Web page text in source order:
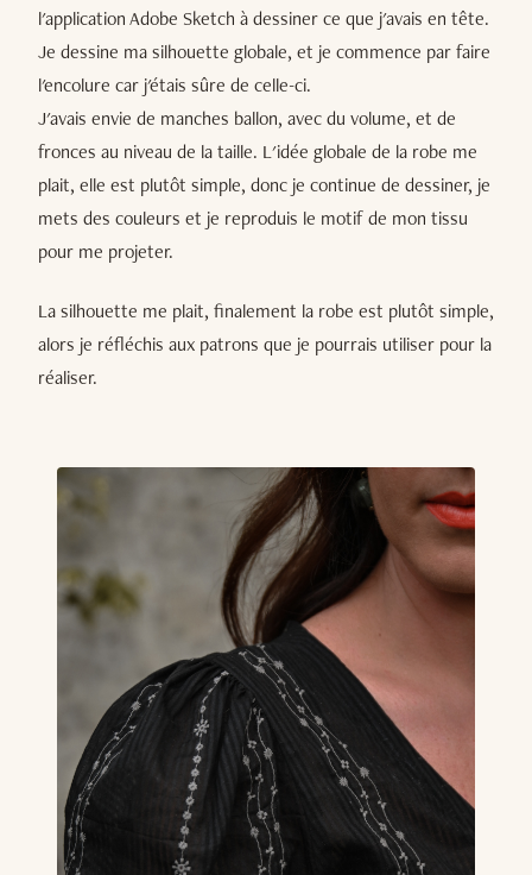
l'application Adobe Sketch à dessiner ce que j'avais en tête.
Je dessine ma silhouette globale, et je commence par faire
l'encolure car j'étais sûre de celle-ci.
J'avais envie de manches ballon, avec du volume, et de
fronces au niveau de la taille. L'idée globale de la robe me
plait, elle est plutôt simple, donc je continue de dessiner, je
mets des couleurs et je reproduis le motif de mon tissu
pour me projeter.
La silhouette me plait, finalement la robe est plutôt simple,
alors je réfléchis aux patrons que je pourrais utiliser pour la
réaliser.